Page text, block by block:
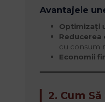
Avantajele
Optimizați
Reducerea
cu consum
Economii
2. Cum